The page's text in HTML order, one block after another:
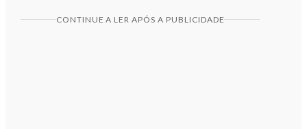
CONTINUE A LER APÓS A PUBLICIDADE